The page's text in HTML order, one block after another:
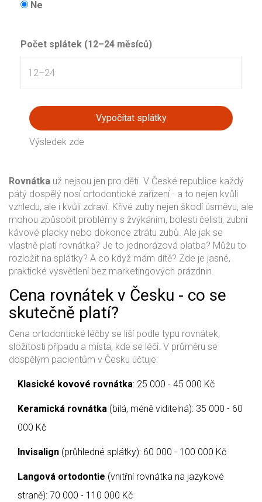
Ne
Počet splátek (12–24 měsíců)
Vypočítat splátky
Výsledek zde
Rovnátka už nejsou jen pro děti. V České republice každý
pátý dospělý nosí ortodontické zařízení - a to nejen kvůli
vzhledu, ale i kvůli zdraví. Křivé zuby nejen škodí úsměvu, ale
mohou způsobit problémy s žvýkáním, bolesti čelisti, zubní
kávové placky nebo dokonce ztrátu zubů. Ale jak se
vlastně platí rovnátka? Je to jednorázová platba? Můžu to
rozložit na splátky? A co když mám dítě? Zde je jasné,
praktické vysvětlení bez marketingových prázdnin.
Cena rovnátek v Česku - co se
skutečně platí?
Cena ortodontické léčby se liší podle typu rovnátek,
složitosti případu a místa, kde se léčí. V průměru se
dospělým pacientům v Česku účtuje:
Klasické kovové rovnátka: 25 000 - 45 000 Kč
Keramická rovnátka (bílá, méně viditelná): 35 000 - 60
000 Kč
Invisalign (průhledné splátky): 60 000 - 100 000 Kč
Langová ortodontie (vnitřní rovnátka na jazykové
straně): 70 000 - 110 000 Kč